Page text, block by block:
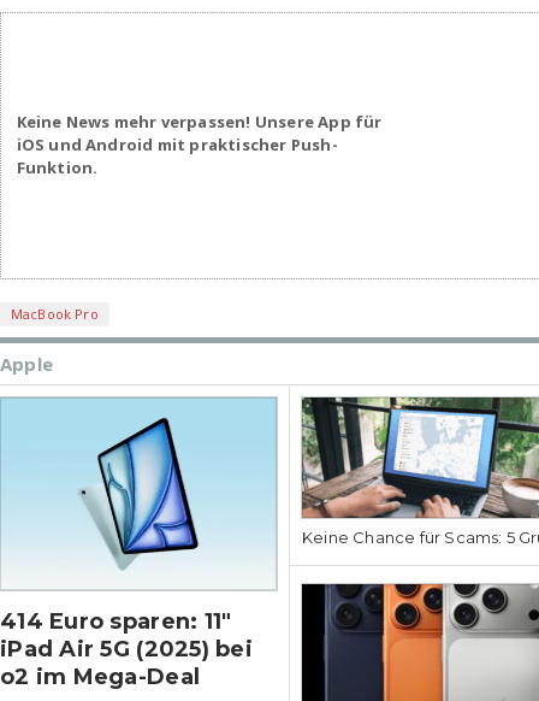
Keine News mehr verpassen! Unsere App für
iOS und Android mit praktischer Push-
Funktion.
MacBook Pro
Apple
414 Euro sparen: 11″
iPad Air 5G (2025) bei
o2 im Mega-Deal
Keine Chance für Scams: 5